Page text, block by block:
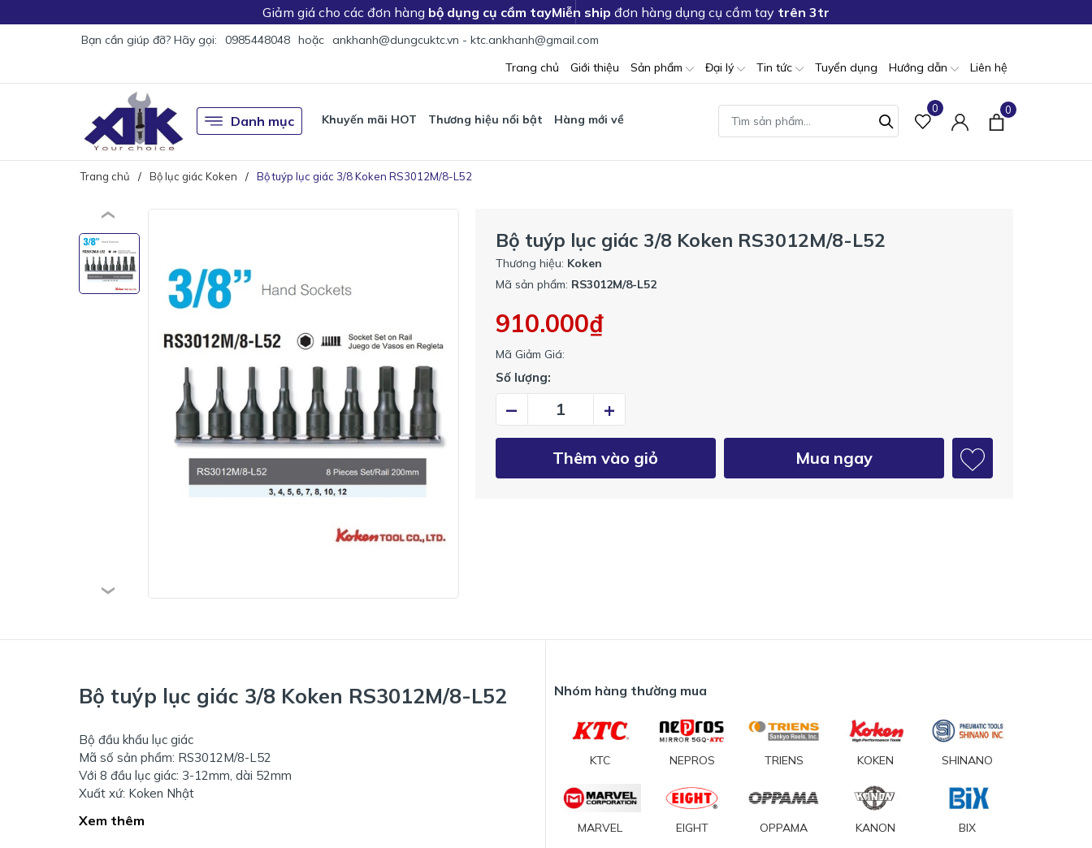
Giảm giá cho các đơn hàng bộ dụng cụ cầm tayMiễn ship đơn hàng dụng cụ cầm tay trên 3tr
Bạn cần giúp đỡ? Hãy gọi: 0985448048 hoặc ankhanh@dungcuktc.vn - ktc.ankhanh@gmail.com
Trang chủ
Giới thiệu Sản phẩm Đại lý Tin tức Tuyển dụng Hướng dẫn Liên hệ
Danh mục Khuyến mãi HOT Thương hiệu nổi bật Hàng mới về
0 0
Trang chủ Bộ lục giác Koken Bộ tuýp lục giác 3/8 Koken RS3012M/8-L52
Bộ tuýp lục giác 3/8 Koken RS3012M/8-L52
Thương hiệu: Koken
Mã sản phẩm: RS3012M/8-L52
910.000₫
Mã Giảm Giá:
Số lượng:
– +
Thêm vào giỏ Mua ngay
Bộ tuýp lục giác 3/8 Koken RS3012M/8-L52
Bộ đầu khẩu lục giác
Mã số sản phẩm: RS3012M/8-L52
Với 8 đầu lục giác: 3-12mm, dài 52mm
Xuất xứ: Koken Nhật
Xem thêm
Nhóm hàng thường mua
KTC NEPROS TRIENS KOKEN SHINANO
MARVEL EIGHT OPPAMA KANON BIX